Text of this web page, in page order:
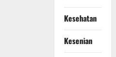
Kesehatan
Kesenian